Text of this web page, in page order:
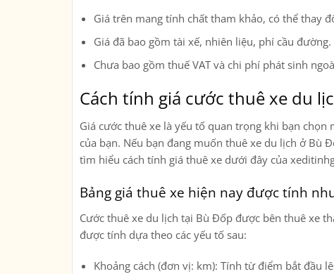
Giá trên mang tính chất tham khảo, có thể thay
Giá đã bao gồm tài xế, nhiên liệu, phí cầu đường.
Chưa bao gồm thuế VAT và chi phí phát sinh
Cách tính giá cước thuê xe du
Giá cước thuê xe là yếu tố quan trọng khi bạn
của bạn. Nếu bạn đang muốn thuê xe du lịch ở Bù
tìm hiểu cách tính giá thuê xe dưới đây của
Bảng giá thuê xe hiện nay được tính
Cước thuê xe du lịch tại Bù Đốp được bên thuê xe
được tính dựa theo các yếu tố sau:
Khoảng cách (đơn vị: km): Tính từ điểm bắt đầu